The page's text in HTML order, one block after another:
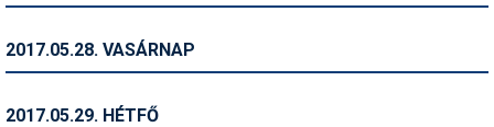
2017.05.28. VASÁRNAP
2017.05.29. HÉTFŐ